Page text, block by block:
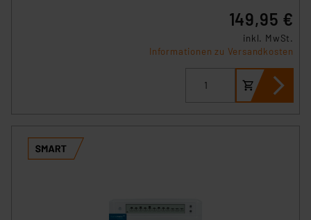
149,95 €
inkl. MwSt.
Informationen zu Versandkosten